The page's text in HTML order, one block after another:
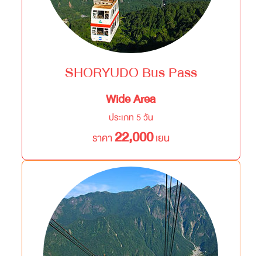
SHORYUDO Bus Pass
Wide Area
ประเภท 5 วัน
ราคา22,000เยน